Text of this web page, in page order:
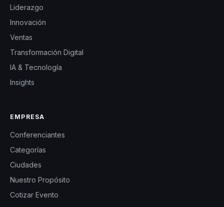
Liderazgo
Innovación
Ventas
Transformación Digital
IA & Tecnología
Insights
EMPRESA
Conferenciantes
Categorías
Ciudades
Nuestro Propósito
Cotizar Evento